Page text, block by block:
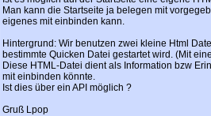
Man kann die Startseite ja belegen mit
eigenes mit einbinden kann.
Hintergrund: Wir benutzen zwei kleine Html
bestimmte Quicken Datei gestartet wird. (Mit
Diese HTML-Datei dient als Information bzw
mit einbinden könnte.
Ist dies über ein API möglich ?
Gruß Lpop